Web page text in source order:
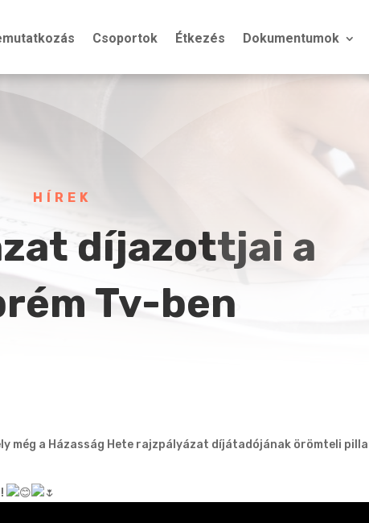
Csoportok Étkezés Dokumentumok
HÍREK
díjazottjai a
Tv-ben
még a Házasság Hete rajzpályázat díjátadójának örömteli